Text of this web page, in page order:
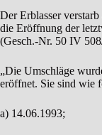
Der Erblasser
die Eröffnung der
(Gesch.-Nr. 50 IV
„Die Umschläge
eröffnet. Sie sind wie
a) 14.06.1993;